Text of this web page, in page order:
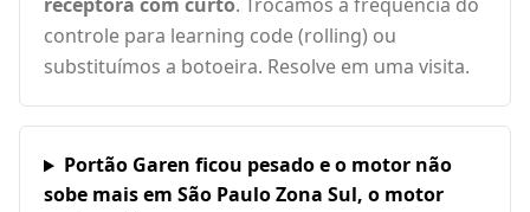
controle para learning code (rolling) ou
substituímos a botoeira. Resolve em uma visita.
Portão Garen ficou pesado e o motor não
sobe mais em São Paulo Zona Sul, o motor